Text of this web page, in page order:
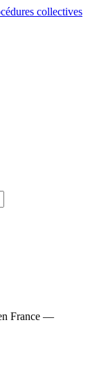
collectives
France —